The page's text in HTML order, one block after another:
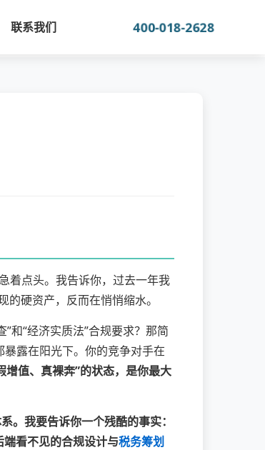
联系我们 400-018-2628
着点头。我告诉你，过去一年我
硬资产，反而在悄悄缩水。
和“经济实质法”合规要求？那简
露在阳光下。你的竞争对手在
增值、真裸奔”的状态，是你最大
。我要告诉你一个残酷的事实：
看不见的合规设计与税务筹划